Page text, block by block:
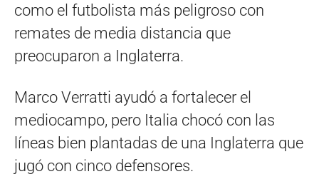
como el futbolista más peligroso con
remates de media distancia que
preocuparon a Inglaterra.
Marco Verratti ayudó a fortalecer el
mediocampo, pero Italia chocó con las
líneas bien plantadas de una Inglaterra que
jugó con cinco defensores.